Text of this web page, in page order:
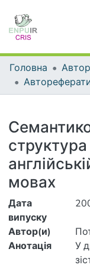
Головна
мовах
Дата
випуску
Автор(и)
Анотація
У